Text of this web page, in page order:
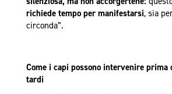
richiede tempo per manifestarsi, sia
circonda”.
Come i capi possono intervenire prima
tardi